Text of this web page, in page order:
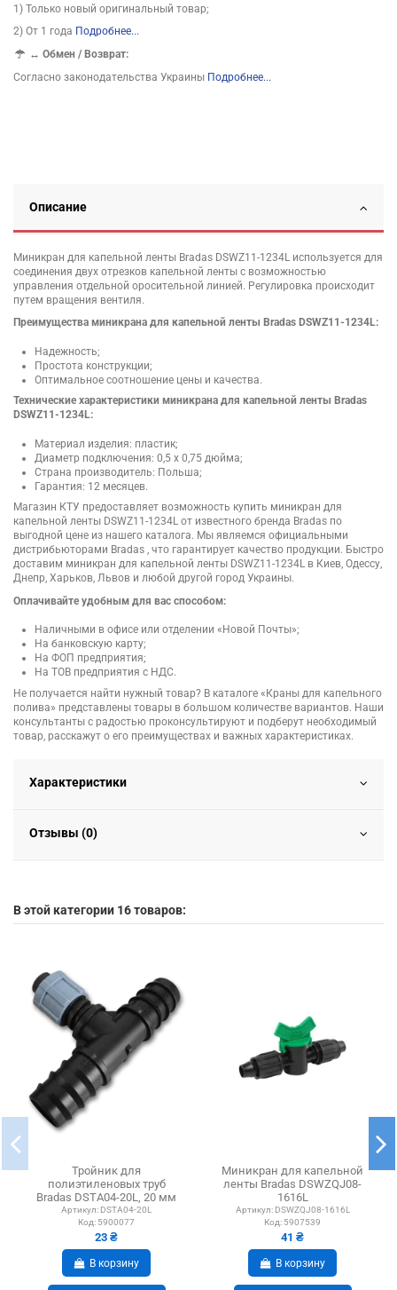
1) Только новый оригинальный товар;
2) От 1 года Подробнее...
↔Обмен / Возврат:
Согласно законодательства Украины Подробнее...
Описание
Миникран для капельной ленты Bradas DSWZ11-1234L используется для
соединения двух отрезков капельной ленты с возможностью
управления отдельной оросительной линией. Регулировка происходит
путем вращения вентиля.
Преимущества миникрана для капельной ленты Bradas DSWZ11-1234L:
Надежность;
Простота конструкции;
Оптимальное соотношение цены и качества.
Технические характеристики миникрана для капельной ленты Bradas
DSWZ11-1234L:
Материал изделия: пластик;
Диаметр подключения: 0,5 х 0,75 дюйма;
Страна производитель: Польша;
Гарантия: 12 месяцев.
Магазин КТУ предоставляет возможность купить миникран для
капельной ленты DSWZ11-1234L от известного бренда Bradas по
выгодной цене из нашего каталога. Мы являемся официальными
дистрибьюторами Bradas , что гарантирует качество продукции. Быстро
доставим миникран для капельной ленты DSWZ11-1234L в Киев, Одессу,
Днепр, Харьков, Львов и любой другой город Украины.
Оплачивайте удобным для вас способом:
Наличными в офисе или отделении «Новой Почты»;
На банковскую карту;
На ФОП предприятия;
На ТОВ предприятия с НДС.
Не получается найти нужный товар? В каталоге «Краны для капельного
полива» представлены товары в большом количестве вариантов. Наши
консультанты с радостью проконсультируют и подберут необходимый
товар, расскажут о его преимуществах и важных характеристиках.
Характеристики
Отзывы (0)
В этой категории 16 товаров:
Тройник для
полиэтиленовых труб
Bradas DSTA04-20L, 20 мм
Артикул: DSTA04-20L
Код: 5900077
23 ₴
В корзину
Миникран для капельной
ленты Bradas DSWZQJ08-
1616L
Артикул: DSWZQJ08-1616L
Код: 5907539
41 ₴
В корзину